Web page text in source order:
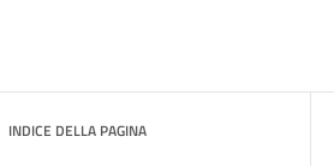
INDICE DELLA PAGINA